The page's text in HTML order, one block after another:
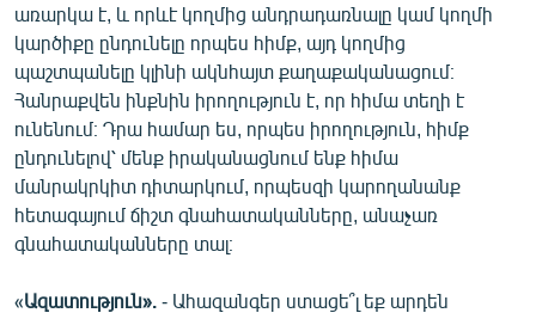
ՀԵՏԵՎԵՔ ՄԵԶ
«Ազատության» բոլոր կայքերը
առարկա է, և որևէ կողմից անդրադառնալը կամ կողմի
կարծիքը ընդունելը որպես հիմք, այդ կողմից
պաշտպանելը կլինի ակնհայտ քաղաքականացում։
Հանրաքվեն ինքնին իրողություն է, որ հիմա տեղի է
ունենում։ Դրա համար ես, որպես իրողություն, հիմք
ընդունելով՝ մենք իրականացնում ենք հիմա
մանրակրկիտ դիտարկում, որպեսզի կարողանանք
հետագայում ճիշտ գնահատականները, անաչառ
գնահատականները տալ։
«Ազատություն». - Ահազանգեր ստացե՞լ եք արդեն